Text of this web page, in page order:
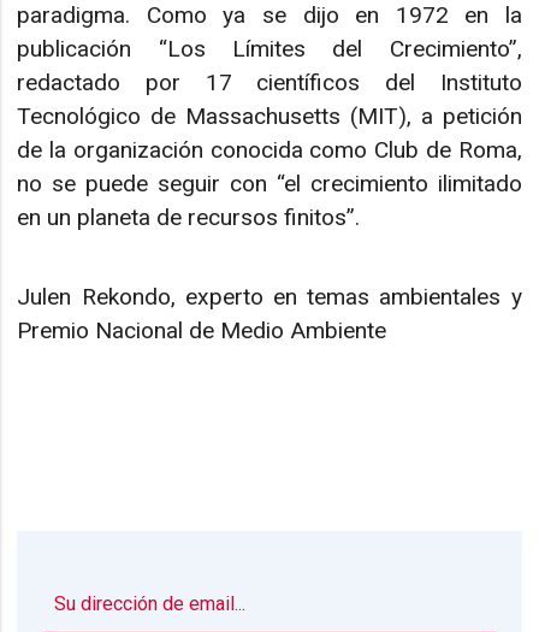
paradigma. Como ya se dijo en 1972 en la
publicación “Los Límites del Crecimiento”,
redactado por 17 científicos del Instituto
Tecnológico de Massachusetts (MIT), a petición
de la organización conocida como Club de Roma,
no se puede seguir con “el crecimiento ilimitado
en un planeta de recursos finitos”.
Julen Rekondo, experto en temas ambientales y
Premio Nacional de Medio Ambiente